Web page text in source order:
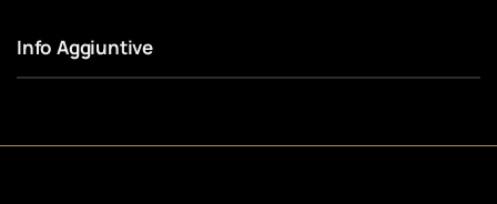
Info Aggiuntive